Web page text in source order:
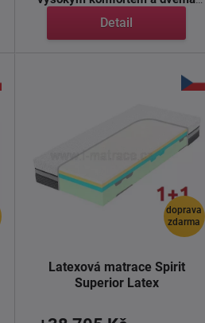
Detail
doprava
zdarma
Latexová matrace Spirit
Superior Latex